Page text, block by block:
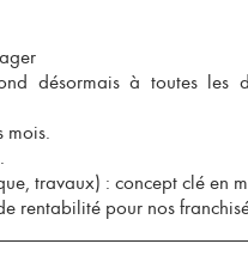
désormais à toutes les
mois.
travaux) : concept clé en
rentabilité pour nos